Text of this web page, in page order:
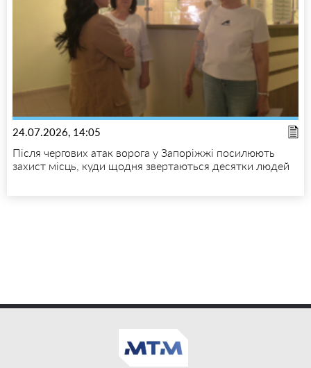
24.07.2026, 14:05
Після чергових атак ворога у Запоріжжі посилюють
захист місць, куди щодня звертаються десятки людей